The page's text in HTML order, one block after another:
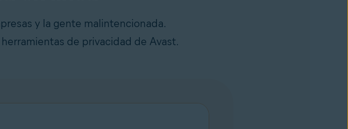
y la gente malintencionada.
de privacidad de Avast.